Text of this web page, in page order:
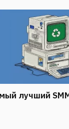
лучший